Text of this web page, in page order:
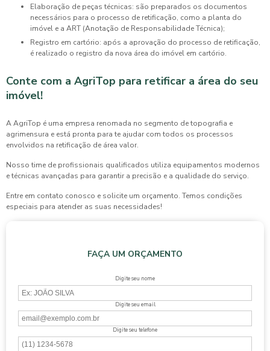
Elaboração de peças técnicas: são preparados os documentos
necessários para o processo de retificação, como a planta do
imóvel e a ART (Anotação de Responsabilidade Técnica);
Registro em cartório: após a aprovação do processo de retificação,
é realizado o registro da nova área do imóvel em cartório.
Conte com a AgriTop para retificar a área do seu
imóvel!
A AgriTop é uma empresa renomada no segmento de topografia e
agrimensura e está pronta para te ajudar com todos os processos
envolvidos na retificação de área valor.
Nosso time de profissionais qualificados utiliza equipamentos modernos
e técnicas avançadas para garantir a precisão e a qualidade do serviço.
Entre em contato conosco e solicite um orçamento. Temos condições
especiais para atender as suas necessidades!
FAÇA UM ORÇAMENTO
Digite seu nome
Digite seu email
Digite seu telefone